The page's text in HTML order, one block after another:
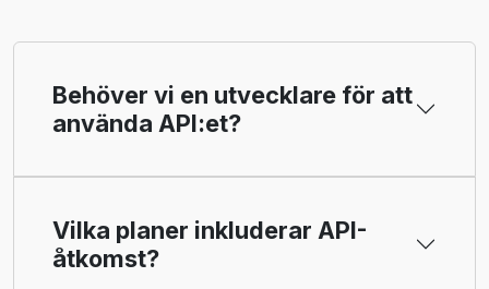
Behöver vi en utvecklare för att
använda API:et?
Vilka planer inkluderar API-
åtkomst?